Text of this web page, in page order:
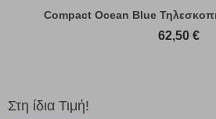
Compact Ocean Blue
62,50 €
Στη ίδια Τιμή!